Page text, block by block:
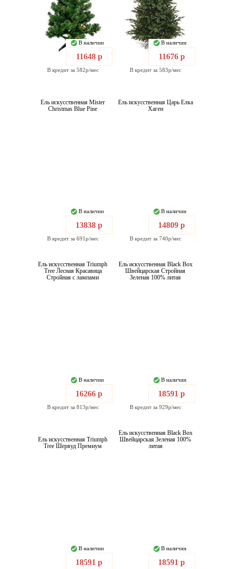
В наличии
11648 р
В кредит за 582р/мес
В наличии
11676 р
В кредит за 583р/мес
Ель искусственная Mister
Christmas Blue Pine
В наличии
13838 р
В кредит за 691р/мес
Ель искусственная Царь Елка
Хаген
В наличии
14809 р
В кредит за 740р/мес
Ель искусственная Triumph
Tree Лесная Красавица
Стройная с лампами
В наличии
16266 р
В кредит за 813р/мес
Ель искусственная Black Box
Швейцарская Стройная
Зеленая 100% литая
В наличии
18591 р
В кредит за 929р/мес
Ель искусственная Triumph
Tree Шервуд Премиум
В наличии
18591 р
Ель искусственная Black Box
Швейцарская Зеленая 100%
литая
В наличии
18591 р